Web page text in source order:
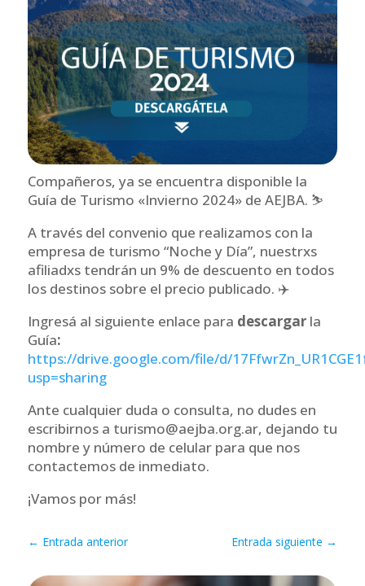
Compañeros, ya se encuentra disponible la
Guía de Turismo «Invierno 2024» de AEJBA. ⛷️
A través del convenio que realizamos con la
empresa de turismo “Noche y Día”, nuestrxs
afiliadxs tendrán un 9% de descuento en todos
los destinos sobre el precio publicado. ✈️
Ingresá al siguiente enlace para descargarla
Guía:
https://drive.google.com/file/d/
usp=sharing
Ante cualquier duda o consulta, no dudes en
escribirnos a turismo@aejba.org.ar, dejando tu
nombre y número de celular para que nos
contactemos de inmediato.
¡Vamos por más!
← Entrada anterior Entrada siguiente →